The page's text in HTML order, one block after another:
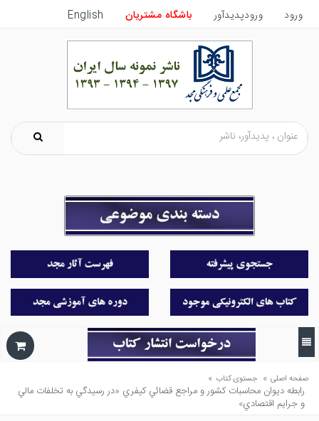
ورود ورودپدیدآور باشگاه مشتریان English
صفحه اصلی » جستوی کتاب »
رابطه ديوان محاسبات كشور و مراجع قضائي كيفري «در رسيدگي به تخلفات مالي
و جرايم اقتصادي»